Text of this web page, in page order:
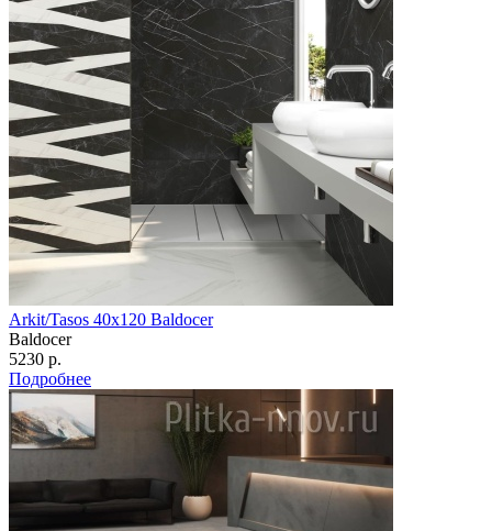
Arkit/Tasos 40х120 Baldocer
Baldocer
5230 р.
Подробнее